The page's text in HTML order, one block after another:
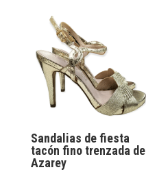
Sandalias de fiesta
tacón fino trenzada de
Azarey